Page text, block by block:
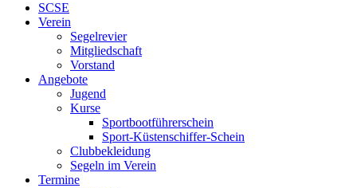
SCSE
Verein
Segelrevier
Mitgliedschaft
Vorstand
Angebote
Jugend
Kurse
Sportbootführerschein
Sport-Küstenschiffer-Schein
Clubbekleidung
Segeln im Verein
Termine